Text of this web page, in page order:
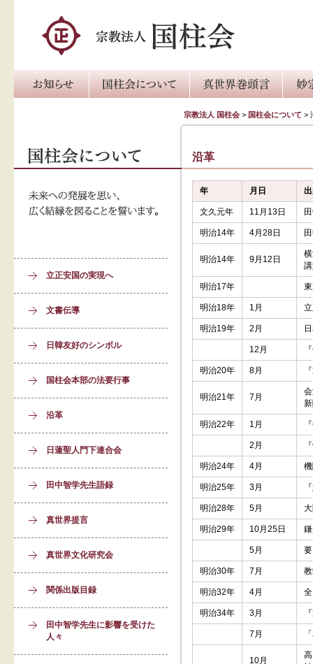
宗教法人 国柱会 > 国柱会について >
沿革
年 月日
文久元年 11月13日
明治14年 4月28日
明治14年 9月12日
明治17年
明治18年 1月
明治19年 2月
12月
明治20年 8月
明治21年 7月
明治22年 1月
2月
明治24年 4月
明治25年 3月
明治28年 5月
明治29年 10月25日
5月
明治30年 7月
明治32年 4月
明治34年 3月
7月
10月
立正安国の実現へ
文書伝導
日韓友好のシンボル
国柱会本部の法要行事
沿革
日蓮聖人門下連合会
田中智学先生語録
真世界提言
真世界文化研究会
関係出版目録
田中智学先生に影響を受けた
人々